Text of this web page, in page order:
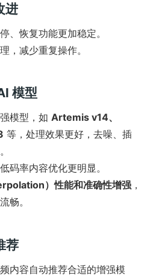
进
、恢复功能更加稳定。
，减少重复操作。
模型
模型，如 Artemis v14、
等，处理效果更好，去噪、插
码率内容优化更明显。
）性能和准确性增强 ，
畅。
荐
内容自动推荐合适的增强模